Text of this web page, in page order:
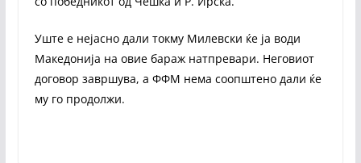
Уште е нејасно дали токму Милевски ќе ја води
Македонија на овие бараж натпревари. Неговиот
договор завршува, а ФФМ нема соопштено дали ќе
му го продолжи.